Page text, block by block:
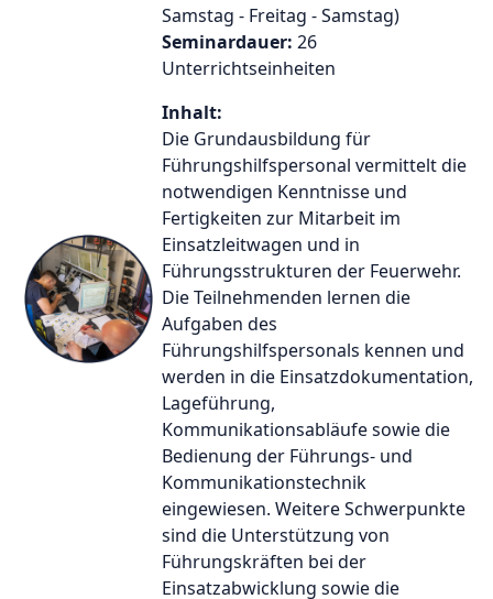
Samstag - Freitag - Samstag)
Seminardauer: 26
Unterrichtseinheiten
Inhalt:
Die Grundausbildung für
Führungshilfspersonal vermittelt die
notwendigen Kenntnisse und
Fertigkeiten zur Mitarbeit im
Einsatzleitwagen und in
Führungsstrukturen der Feuerwehr.
Die Teilnehmenden lernen die
Aufgaben des
Führungshilfspersonals kennen und
werden in die Einsatzdokumentation,
Lageführung,
Kommunikationsabläufe sowie die
Bedienung der Führungs- und
Kommunikationstechnik
eingewiesen. Weitere Schwerpunkte
sind die Unterstützung von
Führungskräften bei der
Einsatzabwicklung sowie die